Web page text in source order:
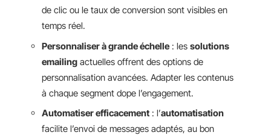
de clic ou le taux de conversion sont visibles en
temps réel.
Personnaliser à grande échelle : les solutions
emailing actuelles offrent des options de
personnalisation avancées. Adapter les contenus
à chaque segment dope l’engagement.
Automatiser efficacement : l’automatisation
facilite l’envoi de messages adaptés, au bon